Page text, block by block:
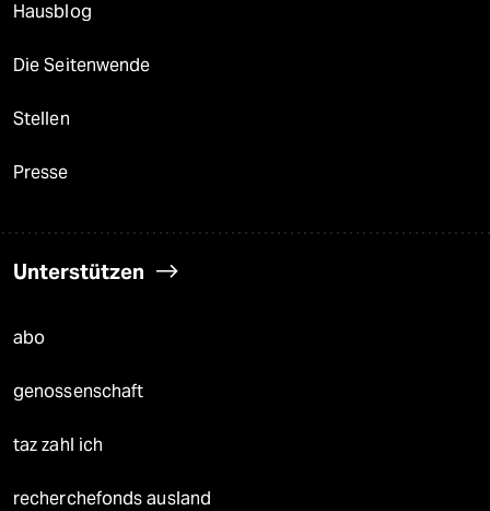
Hausblog
Die Seitenwende
Stellen
Presse
Unterstützen
abo
genossenschaft
taz zahl ich
recherchefonds ausland